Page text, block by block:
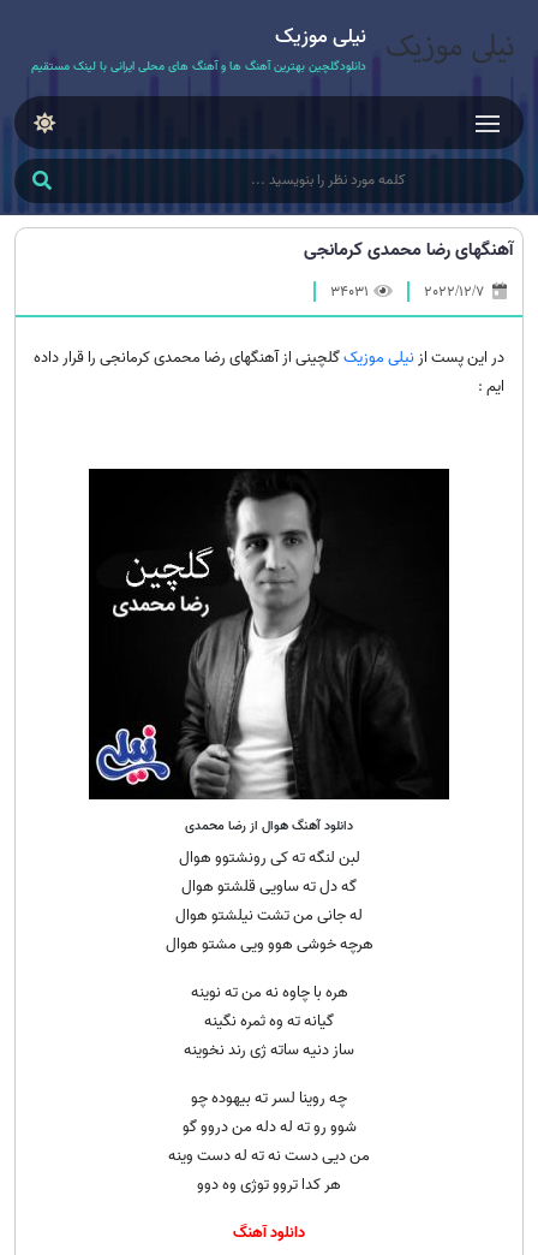
نیلی موزیک
دانلودگلچین بهترین آهنگ ها و آهنگ های محلی ایرانی با لینک مستقیم
آهنگهای رضا محمدی کرمانجی
34031
در این پست ازنیلی موزیکگلچینی از آهنگهای رضا محمدی کرمانجی را قرار داده
ایم :
دانلود آهنگ هوال از رضا محمدی
لبن لنگه ته کی رونشتوو هوال
گه دل ته ساویی قلشتو هوال
له جانی من تشت نیلشتو هوال
هرچه خوشی هوو ویی مشتو هوال
هره با چاوه نه من ته نوینه
گیانه ته وه ثمره نگینه
ساز دنیه ساته ژی رند نخوینه
چه روینا لسر ته بیهوده چو
شوو رو ته له دله من دروو گو
من دیی دست نه ته له دست وینه
هر کدا تروو توژی وه دوو
دانلود آهنگ